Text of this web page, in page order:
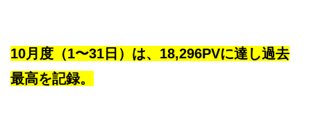
10月度（1〜31日）は、18,296PVに達し過去
最高を記録。